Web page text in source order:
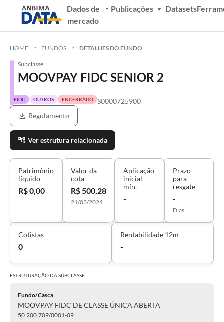
Dados de
mercado
Publicações Datasets
HOME FUNDOS DETALHES DO FUNDO
Subclasse
MOOVPAY FIDC SENIOR 2
FIDC OUTROS ENCERRADO
S0000725900
Regulamento
Ver estrutura relacionada
Patrimônio
líquido
R$ 0,00
Valor da
cota
R$ 500,28
21/03/2024
Aplicação
inicial
mín.
-
Prazo
para
resgate
-
Dias
Cotistas
0
Rentabilidade 12m
-
ESTRUTURAÇÃO DASUBCLASSE
Fundo/Casca
MOOVPAY FIDC DE CLASSE ÚNICA ABERTA
50.200.709/0001-09